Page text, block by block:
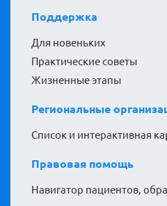
Поддержка
Для новеньких
Практические советы
Жизненные этапы
Региональные
Список и интерактивная
Правовая помощь
Навигатор пациентов,